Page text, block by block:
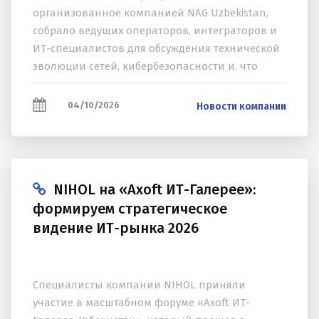
организованное компанией NAG Uzbekistan,
собрало ведущих операторов, интеграторов и
ИТ-специалистов для обсуждения технической
эволюции сетей, кибербезопасности и, что
(ИИ)...
04/10/2026 Новости компании
NIHOL на «Axoft ИТ-Галерее»:
формируем стратегическое
видение ИТ-рынка 2026
Специалисты компании NIHOL приняли
участие в масштабном форуме «Axoft ИТ-